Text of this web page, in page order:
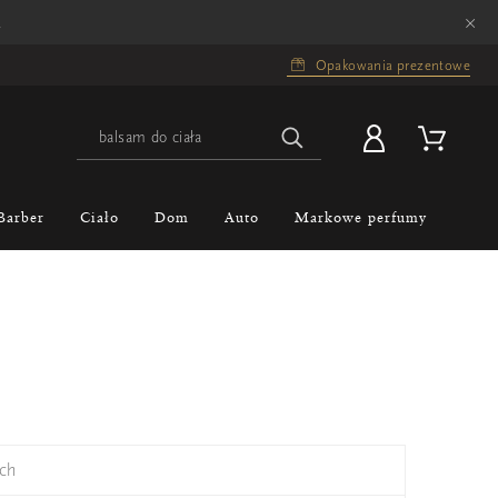
×
Opakowania prezentowe
Ciało Dom Auto Markowe perfumy